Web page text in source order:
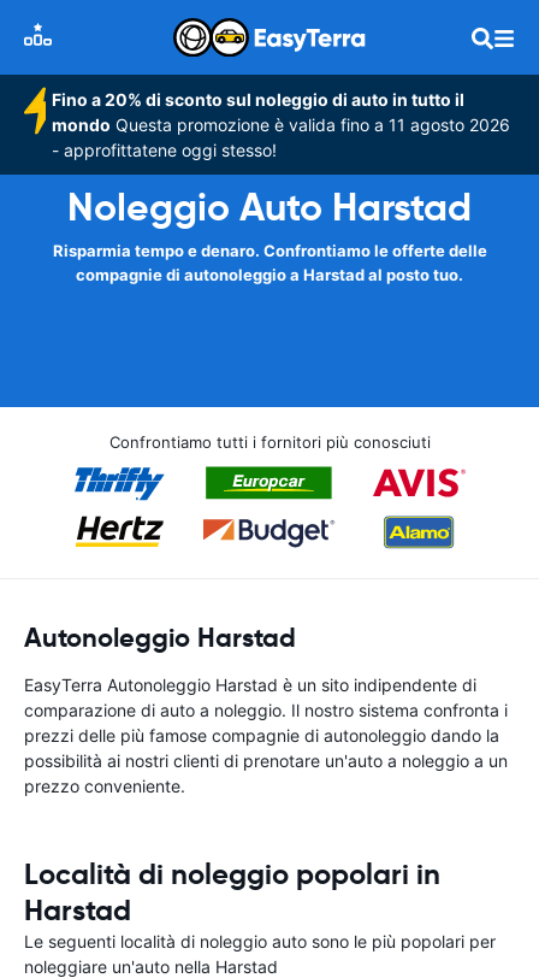
Fino a 20% di sconto sul noleggio di auto in tutto il
mondo Questa promozione è valida fino a 11 agosto 2026
- approfittatene oggi stesso!
Noleggio Auto Harstad
Risparmia tempo e denaro. Confrontiamo le offerte delle
compagnie di autonoleggio a Harstad al posto tuo.
Confrontiamo tutti i fornitori più conosciuti
Autonoleggio Harstad
EasyTerra Autonoleggio Harstad è un sito indipendente di
comparazione di auto a noleggio. Il nostro sistema confronta i
prezzi delle più famose compagnie di autonoleggio dando la
possibilità ai nostri clienti di prenotare un'auto a noleggio a un
prezzo conveniente.
Località di noleggio popolari in
Harstad
Le seguenti località di noleggio auto sono le più popolari per
noleggiare un'auto nella Harstad